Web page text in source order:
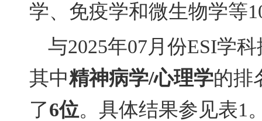
学、免疫学和微生物学等
与2025年07月份ESI学科
其中精神病学/心理学的排
了6位。具体结果参见表1